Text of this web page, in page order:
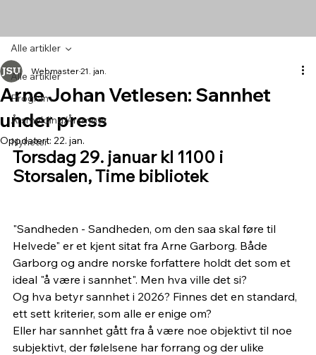
Alle artikler
Program
Årsmelding/Årsmøte
Nyheter
Alle artikler
Arne Johan Vetlesen: Sannhet
under press
Webmaster21. jan.
Oppdatert: 22. jan.
Torsdag 29. januar kl 1100 i
Storsalen, Time bibliotek
"Sandheden - Sandheden, om den saa skal føre til
Helvede" er et kjent sitat fra Arne Garborg. Både
Garborg og andre norske forfattere holdt det som et
ideal "å være i sannhet". Men hva ville det si?
Og hva betyr sannhet i 2026? Finnes det en standard,
ett sett kriterier, som alle er enige om?
Eller har sannhet gått fra å være noe objektivt til noe
subjektivt, der følelsene har forrang og der ulike